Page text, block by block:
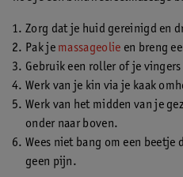
Zorg dat je huid gereinigd en
Pak je massageolie en breng
Gebruik een roller of je
Werk van je kin via je kaak
Werk van het midden van je
onder naar boven.
Wees niet bang om een
geen pijn.